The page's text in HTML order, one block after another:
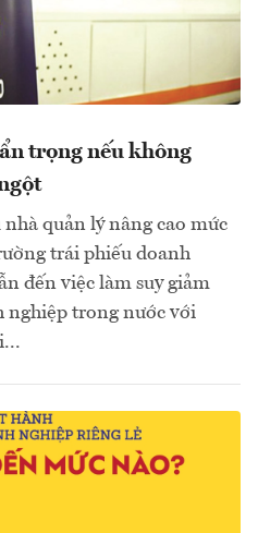
trọng nếu không
quản lý nâng cao mức
trái phiếu doanh
đến việc làm suy giảm
nghiệp trong nước với